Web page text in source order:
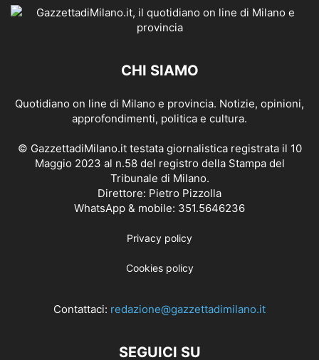
CHI SIAMO
Quotidiano on line di Milano e provincia. Notizie, opinioni,
approfondimenti, politica e cultura.
© GazzettadiMilano.it testata giornalistica registrata il 10
Maggio 2023 al n.58 del registro della Stampa del
Tribunale di Milano.
Direttore: Pietro Pizzolla
WhatsApp & mobile: 351.5646236
Privacy policy
Cookies policy
Contattaci: redazione@gazzettadimilano.it
SEGUICI SU